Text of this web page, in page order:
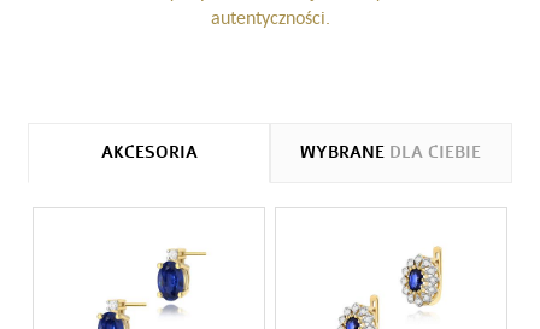
autentyczności.
AKCESORIA WYBRANE DLA CIEBIE